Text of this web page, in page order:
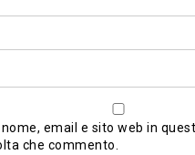
email e sito web in
che commento.